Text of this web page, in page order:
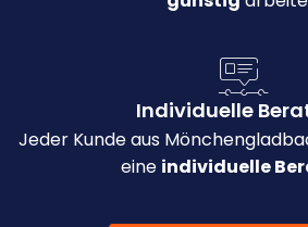
Individuelle
Jeder Kunde aus
eine individuelle